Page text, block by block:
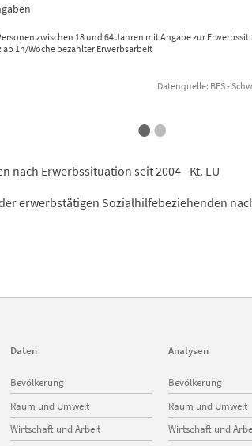
zwischen 18 und 64 Jahren mit Angabe zur
ab 1h/Woche bezahlter Erwerbsarbeit
Datenquelle: BFS -
••
nach Erwerbssituation seit 2004 - Kt. LU
erwerbstätigen Sozialhilfebeziehenden
Daten
Navigation
überspringen
Bevölkerung
Raum und Umwelt
Wirtschaft und Arbeit
Analysen
Navigation
überspringen
Bevölkerung
Raum und Umwelt
Wirtschaft und